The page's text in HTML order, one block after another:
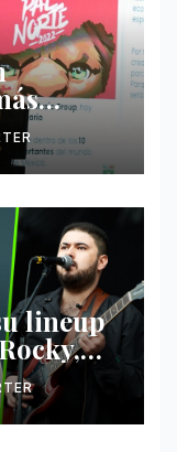
de
lineup
Palo